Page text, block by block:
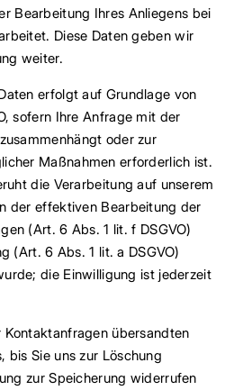
Bearbeitung Ihres Anliegens bei
Diese Daten geben wir
weiter.
erfolgt auf Grundlage von
sofern Ihre Anfrage mit der
oder zur
Maßnahmen erforderlich ist.
die Verarbeitung auf unserem
der effektiven Bearbeitung der
(Art. 6 Abs. 1 lit. f DSGVO)
(Art. 6 Abs. 1 lit. a DSGVO)
die Einwilligung ist jederzeit
Kontaktanfragen übersandten
bis Sie uns zur Löschung
zur Speicherung widerrufen